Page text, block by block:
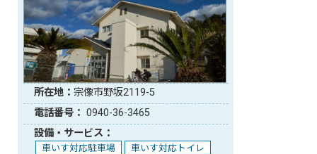
所在地：宗像市野坂2119-5
電話番号： 0940-36-3465
設備・サービス：
車いす対応駐車場
車いす対応トイレ